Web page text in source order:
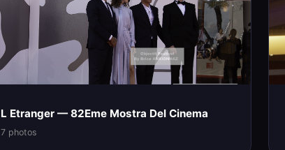
L Etranger — 82Eme Mostra Del Cinema
7 photos